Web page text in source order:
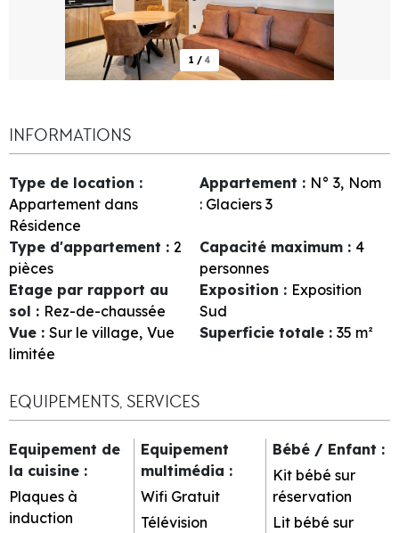
1 / 4
INFORMATIONS
Type de location :
Appartement dans
Résidence
Appartement : N° 3 Nom
: Glaciers 3
Type d'appartement : 2
pièces
Capacité maximum : 4
personnes
Etage par rapport au
sol : Rez-de-chaussée
Exposition : Exposition
Sud
Vue : Sur le village Vue
limitée
Superficie totale : 35 m²
EQUIPEMENTS, SERVICES
Equipement de
la cuisine :
Plaques à
induction
Equipement
multimédia :
Wifi Gratuit
Télévision
Bébé / Enfant :
Kit bébé sur
réservation
Lit bébé sur